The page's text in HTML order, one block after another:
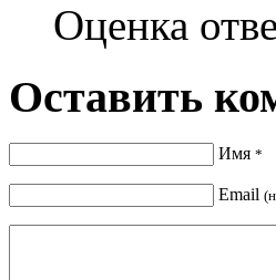
Оценка
Оставить
Имя *
Email